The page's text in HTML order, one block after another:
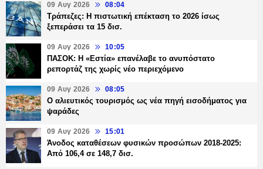
09 Αυγ 2026 08:04
Τράπεζες: H πιστωτική επέκταση το 2026 ίσως
ξεπεράσει τα 15 δισ.
09 Αυγ 2026 10:05
ΠΑΣΟΚ: Η «Εστία» επανέλαβε το ανυπόστατο
ρεπορτάζ της χωρίς νέο περιεχόμενο
09 Αυγ 2026 08:05
Ο αλιευτικός τουρισμός ως νέα πηγή εισοδήματος για
ψαράδες
09 Αυγ 2026 15:01
Άνοδος καταθέσεων φυσικών προσώπων 2018-2025:
Από 106,4 σε 148,7 δισ.